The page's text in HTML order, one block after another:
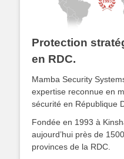
Protection
en RDC.
Mamba Security
expertise reconnue en
sécurité en République
Fondée en 1993 à
aujourd’hui près de
provinces de la RDC.